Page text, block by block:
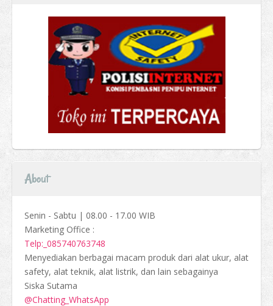
About
Senin - Sabtu | 08.00 - 17.00 WIB
Marketing Office :
Telp:_085740763748
Menyediakan berbagai macam produk dari alat ukur, alat
safety, alat teknik, alat listrik, dan lain sebagainya
Siska Sutama
@Chatting_WhatsApp